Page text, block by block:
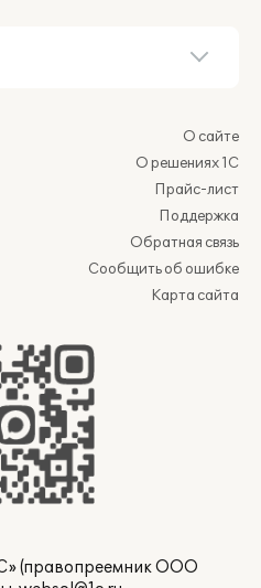
О сайте
О решениях 1С
Прайс-лист
Поддержка
Обратная связь
Сообщить об ошибке
Карта сайта
(правопреемник ООО